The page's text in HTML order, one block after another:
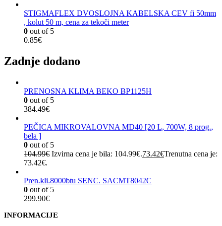
STIGMAFLEX DVOSLOJNA KABELSKA CEV fi 50mm
, kolut 50 m, cena za tekoči meter
0 out of 5
0.85€
Zadnje dodano
PRENOSNA KLIMA BEKO BP1125H
0 out of 5
384.49€
PEČICA MIKROVALOVNA MD40 [20 L, 700W, 8 prog.,
bela ]
0 out of 5
104.99€ Izvirna cena je bila: 104.99€.73.42€Trenutna cena je:
73.42€.
Pren.kli.8000btu SENC. SACMT8042C
0 out of 5
299.90€
INFORMACIJE